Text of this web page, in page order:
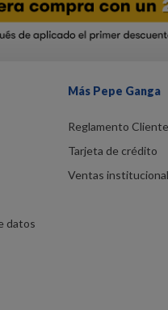
datos
Más Pepe Ganga
Reglamento
Tarjeta de crédito
Ventas